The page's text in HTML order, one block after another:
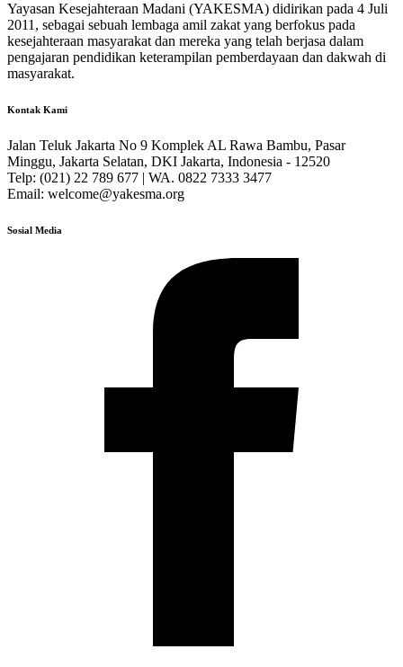
Yayasan Kesejahteraan Madani (YAKESMA) didirikan pada 4 Juli
2011, sebagai sebuah lembaga amil zakat yang berfokus pada
kesejahteraan masyarakat dan mereka yang telah berjasa dalam
pengajaran pendidikan keterampilan pemberdayaan dan dakwah di
masyarakat.
Kontak Kami
Jalan Teluk Jakarta No 9 Komplek AL Rawa Bambu, Pasar
Minggu, Jakarta Selatan, DKI Jakarta, Indonesia - 12520
Telp: (021) 22 789 677 | WA. 0822 7333 3477
Email: welcome@yakesma.org
Sosial Media